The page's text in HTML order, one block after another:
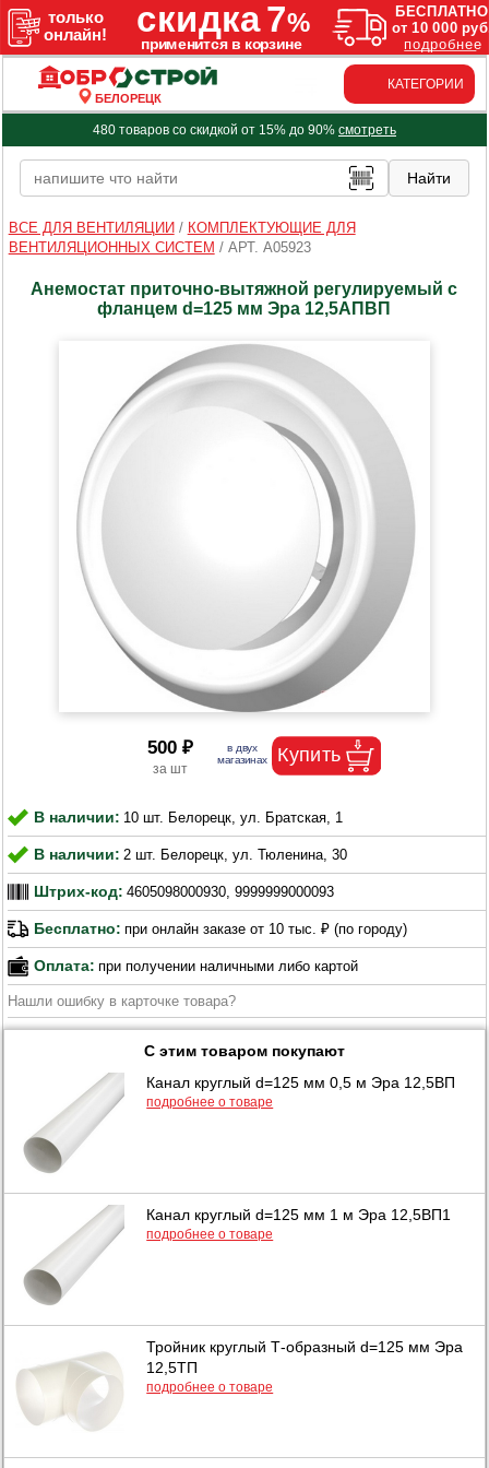
БЕЛОРЕЦК
КАТЕГОРИИ
480 товаров со скидкой от 15% до 90% смотреть
ВСЕ ДЛЯ ВЕНТИЛЯЦИИ / КОМПЛЕКТУЮЩИЕ ДЛЯ
ВЕНТИЛЯЦИОННЫХ СИСТЕМ / АРТ. A05923
Анемостат приточно-вытяжной регулируемый с
фланцем d=125 мм Эра 12,5АПВП
500 ₽
В наличии: 10 шт. Белорецк, ул. Братская, 1
В наличии: 2 шт. Белорецк, ул. Тюленина, 30
Штрих-код: 4605098000930, 9999999000093
Бесплатно: при онлайн заказе от 10 тыс. ₽ (по городу)
Оплата: при получении наличными либо картой
Нашли ошибку в карточке товара?
С этим товаром покупают
Канал круглый d=125 мм 0,5 м Эра 12,5ВП
подробнее о товаре
Канал круглый d=125 мм 1 м Эра 12,5ВП1
подробнее о товаре
Тройник круглый Т-образный d=125 мм Эра
12,5ТП
подробнее о товаре